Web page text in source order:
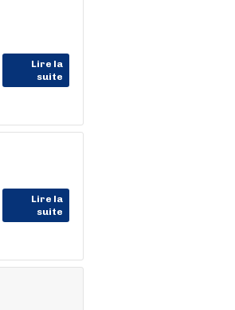
Lire la
suite
Lire la
suite